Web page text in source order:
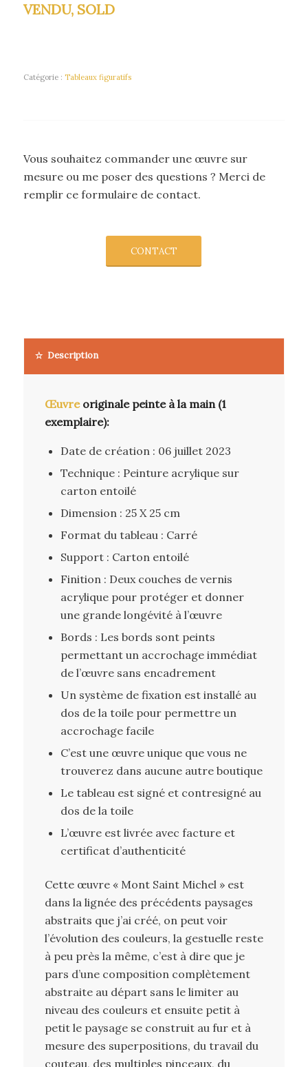
VENDU, SOLD
Catégorie : Tableaux figuratifs
Vous souhaitez commander une œuvre sur
mesure ou me poser des questions ? Merci de
remplir ce formulaire de contact.
CONTACT
Description
Œuvreoriginale peinte à la main (1
exemplaire):
Date de création : 06 juillet 2023
Technique : Peinture acrylique sur
carton entoilé
Dimension : 25 X 25 cm
Format du tableau : Carré
Support : Carton entoilé
Finition : Deux couches de vernis
acrylique pour protéger et donner
une grande longévité à l’œuvre
Bords : Les bords sont peints
permettant un accrochage immédiat
de l’œuvre sans encadrement
Un système de fixation est installé au
dos de la toile pour permettre un
accrochage facile
C’est une œuvre unique que vous ne
trouverez dans aucune autre boutique
Le tableau est signé et contresigné au
dos de la toile
L’œuvre est livrée avec facture et
certificat d’authenticité
Cette œuvre « Mont Saint Michel » est
dans la lignée des précédents paysages
abstraits que j’ai créé, on peut voir
l’évolution des couleurs, la gestuelle reste
à peu près la même, c’est à dire que je
pars d’une composition complètement
abstraite au départ sans le limiter au
niveau des couleurs et ensuite petit à
petit le paysage se construit au fur et à
mesure des superpositions, du travail du
couteau, des multiples pinceaux, du